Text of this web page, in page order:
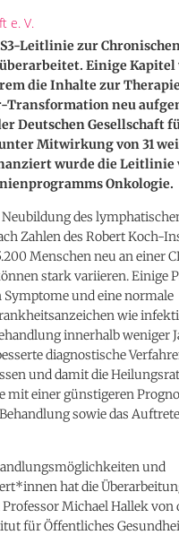
e. V.
Leitlinie zur Chronischen
Einige
die Inhalte zur
neu
Deutschen Gesellschaft
Mitwirkung von 31
wurde die Leitlinie
Onkologie.
des
Zahlen des Robert Koch-
Menschen neu an einer
stark variieren. Einige
und eine normale
wie
innerhalb weniger
diagnostische
und damit die
mit einer günstigeren
sowie das
und
hat die
Michael Hallek
für Öffentliches